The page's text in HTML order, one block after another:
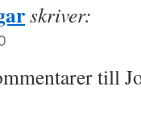
skriver:
till